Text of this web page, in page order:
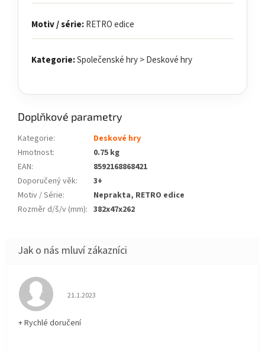
Motiv / série:RETRO edice
Kategorie:Společenské hry > Deskové hry
Doplňkové parametry
Kategorie:
Deskové hry
Hmotnost:
0.75 kg
EAN:
8592168868421
Doporučený věk:
3+
Motiv / Série:
Neprakta, RETRO edice
Rozměr d/š/v (mm): 382x47x262
Hodnocení obchodu je 5 z 5 hvězdiček.
21.1.2023
+ Rychlé doručení